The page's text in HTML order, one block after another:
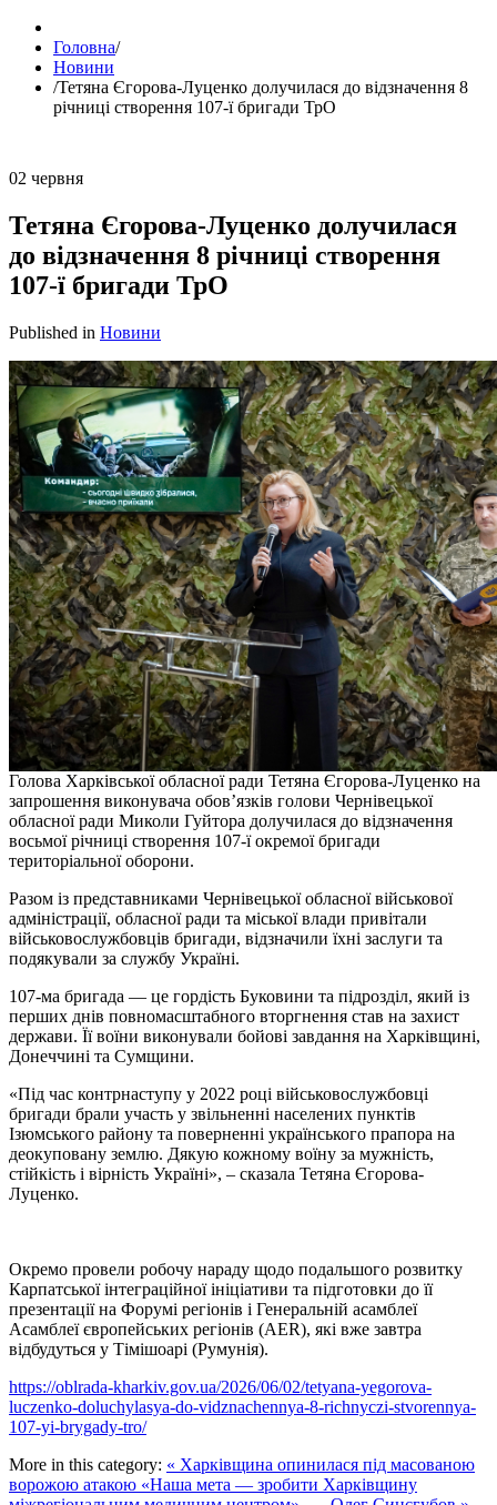
Головна/
Новини
/Тетяна Єгорова-Луценко долучилася до відзначення 8
річниці створення 107-ї бригади ТрО
02 червня
Тетяна Єгорова-Луценко долучилася
до відзначення 8 річниці створення
107-ї бригади ТрО
Published in Новини
Голова Харківської обласної ради Тетяна Єгорова-Луценко на
запрошення виконувача обов’язків голови Чернівецької
обласної ради Миколи Гуйтора долучилася до відзначення
восьмої річниці створення 107-ї окремої бригади
територіальної оборони.
Разом із представниками Чернівецької обласної військової
адміністрації, обласної ради та міської влади привітали
військовослужбовців бригади, відзначили їхні заслуги та
подякували за службу Україні.
107-ма бригада — це гордість Буковини та підрозділ, який із
перших днів повномасштабного вторгнення став на захист
держави. Її воїни виконували бойові завдання на Харківщині,
Донеччині та Сумщини.
«Під час контрнаступу у 2022 році військовослужбовці
бригади брали участь у звільненні населених пунктів
Ізюмського району та поверненні українського прапора на
деокуповану землю. Дякую кожному воїну за мужність,
стійкість і вірність Україні», – сказала Тетяна Єгорова-
Луценко.
Окремо провели робочу нараду щодо подальшого розвитку
Карпатської інтеграційної ініціативи та підготовки до її
презентації на Форумі регіонів і Генеральній асамблеї
Асамблеї європейських регіонів (AER), які вже завтра
відбудуться у Тімішоарі (Румунія).
https://oblrada-kharkiv.gov.ua/2026/06/02/tetyana-yegorova-
luczenko-doluchylasya-do-vidznachennya-8-richnyczi-stvorennya-
107-yi-brygady-tro/
More in this category: « Харківщина опинилася під масованою
ворожою атакою «Наша мета — зробити Харківщину